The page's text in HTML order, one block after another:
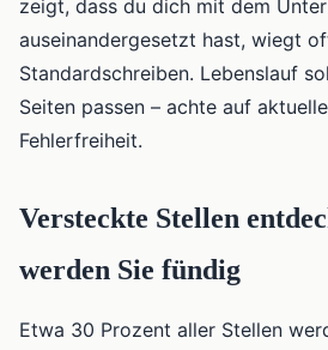
zeigt, dass du dich mit dem
auseinandergesetzt hast, wiegt
Standardschreiben. Lebenslauf
Seiten passen – achte auf
Fehlerfreiheit.
Versteckte Stellen
werden Sie fündig
Etwa 30 Prozent aller Stellen